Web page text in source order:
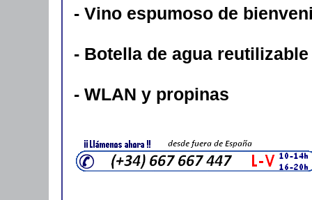
- Vino espumoso de
- Botella de agua reutilizable
- WLAN y propinas